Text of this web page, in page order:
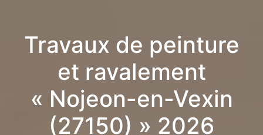
Travaux de peinture
et ravalement
« Nojeon-en-Vexin
(27150) » 2026